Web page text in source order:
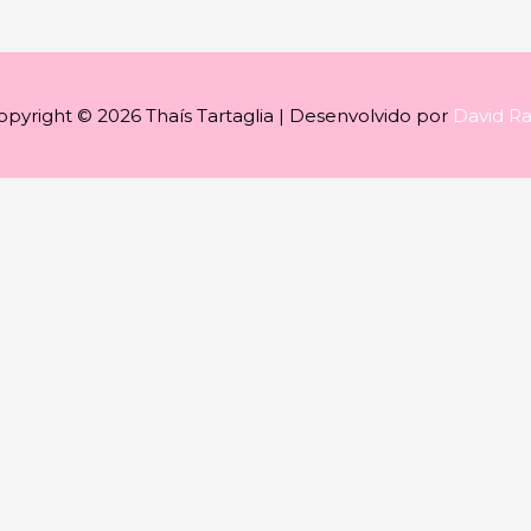
© 2026 Thaís Tartaglia | Desenvolvido por David